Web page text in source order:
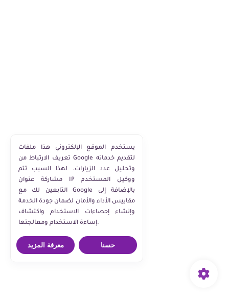
يستخدم الموقع الإلكتروني هذا ملفات
تعريف الارتباط من Google لتقديم خدماته
وتحليل عدد الزيارات. لهذا السبب تتم
مشاركة عنوان IP ووكيل المستخدم
التابعين لك مع Google بالإضافة إلى
مقاييس الأداء والأمان لضمان جودة الخدمة
وإنشاء إحصاءات الاستخدام واكتشاف
إساءة الاستخدام ومعالجتها.
معرفة المزيد حسنا